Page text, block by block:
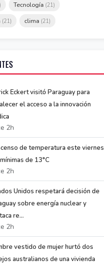
Tecnología (21)
(21) clima (21)
Eckert visitó Paraguay para
el acceso a la innovación
2h
de temperatura este viernes
de 13°C
2h
Unidos respetará decisión de
sobre energía nuclear y
re...
2h
vestido de mujer hurtó dos
australianos de una vivienda